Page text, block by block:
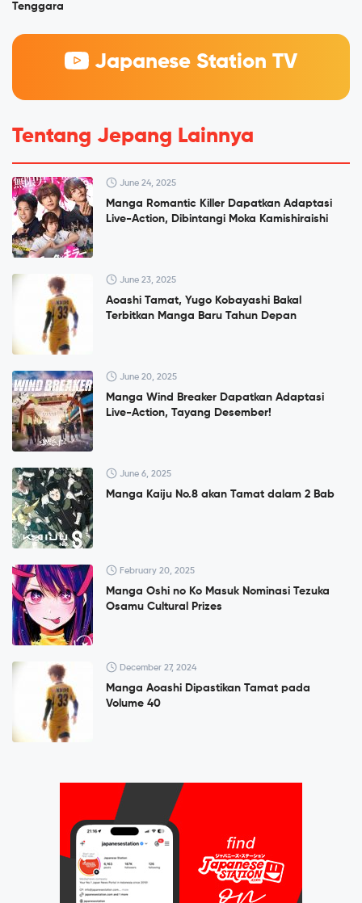
Tenggara
Japanese Station TV
Tentang Jepang Lainnya
June 24, 2025
Manga Romantic Killer Dapatkan Adaptasi
Live-Action, Dibintangi Moka Kamishiraishi
June 23, 2025
Aoashi Tamat, Yugo Kobayashi Bakal
Terbitkan Manga Baru Tahun Depan
June 20, 2025
Manga Wind Breaker Dapatkan Adaptasi
Live-Action, Tayang Desember!
June 6, 2025
Manga Kaiju No.8 akan Tamat dalam 2 Bab
February 20, 2025
Manga Oshi no Ko Masuk Nominasi Tezuka
Osamu Cultural Prizes
December 27, 2024
Manga Aoashi Dipastikan Tamat pada
Volume 40